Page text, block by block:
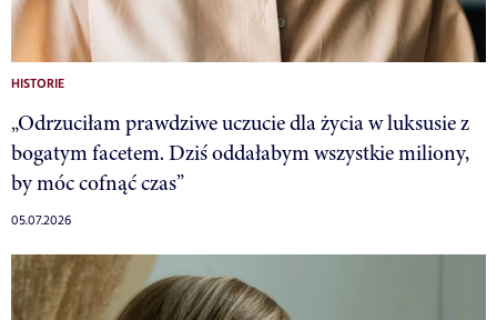
HISTORIE
„Odrzuciłam prawdziwe uczucie dla życia w luksusie z
bogatym facetem. Dziś oddałabym wszystkie miliony,
by móc cofnąć czas”
05.07.2026